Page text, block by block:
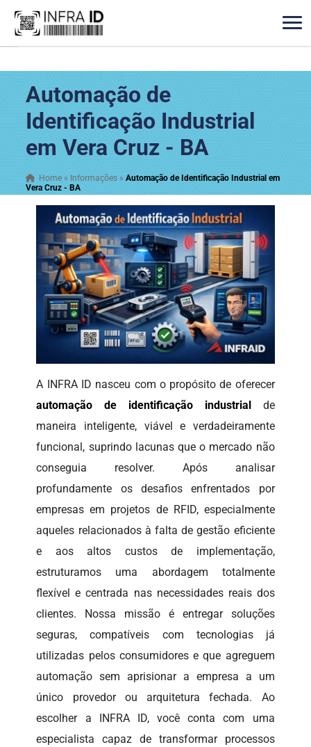
Automação de
Identificação Industrial
em Vera Cruz - BA
Home » Informações »Automação de Identificação Industrial em
Vera Cruz - BA
A INFRA ID nasceu com o propósito de oferecer
automação de identificação industrial
de
maneira inteligente, viável e verdadeiramente
funcional, suprindo lacunas que o mercado não
conseguia resolver. Após analisar
profundamente os desafios enfrentados por
empresas em projetos de RFID, especialmente
aqueles relacionados à falta de gestão eficiente
e aos altos custos de implementação,
estruturamos uma abordagem totalmente
flexível e centrada nas necessidades reais dos
clientes. Nossa missão é entregar soluções
seguras, compatíveis com tecnologias já
utilizadas pelos consumidores e que agreguem
automação sem aprisionar a empresa a um
único provedor ou arquitetura fechada. Ao
escolher a INFRA ID, você conta com uma
especialista capaz de transformar processos